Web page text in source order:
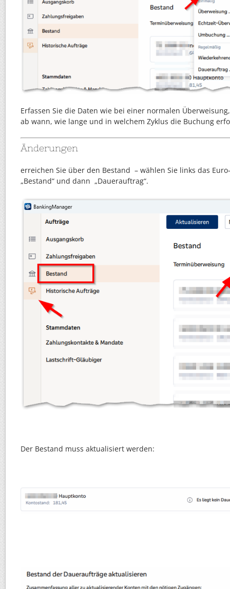
Erfassen Sie die Daten wie bei einer normalen
ab wann, wie lange und in welchem Zyklus die Buchung
Änderungen
erreichen Sie über den Bestand – wählen Sie links das
„Bestand“ und dann „Dauerauftrag“.
Der Bestand muss aktualisiert werden: